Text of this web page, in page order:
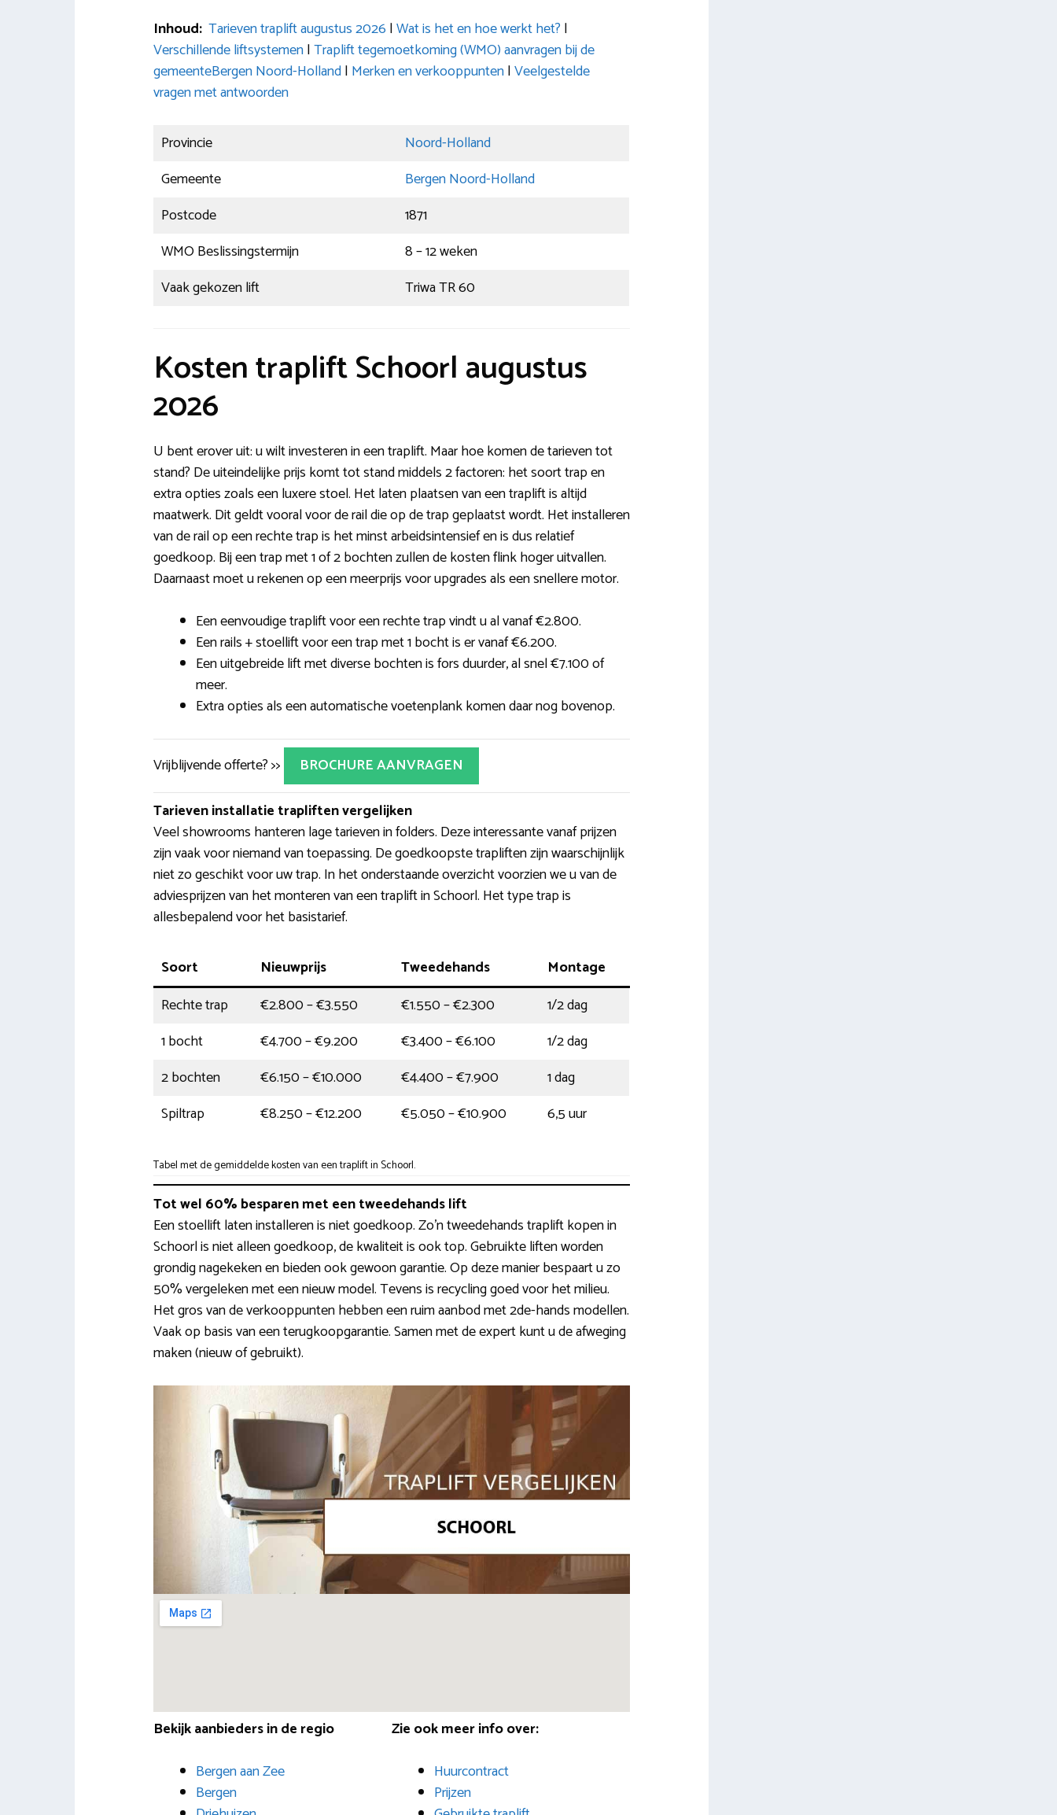
Inhoud: Tarieven traplift augustus 2026 |Wat is het en hoe werkt het? |
Verschillende liftsystemen|Traplift tegemoetkoming (WMO) aanvragen bij de
gemeenteBergen Noord-Holland| Merken en verkooppunten|Veelgestelde
vragen met antwoorden
Provincie
Noord-Holland
Gemeente
Bergen Noord-Holland
Postcode
1871
WMO Beslissingstermijn
8 – 12 weken
Vaak gekozen lift
Triwa TR 60
Kosten traplift Schoorl augustus
2026
U bent erover uit: u wilt investeren in een traplift. Maar hoe komen de tarieven tot
stand? De uiteindelijke prijs komt tot stand middels 2 factoren: het soort trap en
extra opties zoals een luxere stoel. Het laten plaatsen van een traplift is altijd
maatwerk. Dit geldt vooral voor de rail die op de trap geplaatst wordt. Het installeren
van de rail op een rechte trap is het minst arbeidsintensief en is dus relatief
goedkoop. Bij een trap met 1 of 2 bochten zullen de kosten flink hoger uitvallen.
Daarnaast moet u rekenen op een meerprijs voor upgrades als een snellere motor.
Een eenvoudige traplift voor een rechte trap vindt u al vanaf €2.800.
Een rails + stoellift voor een trap met 1 bocht is er vanaf €6.200.
Een uitgebreide lift met diverse bochten is fors duurder, al snel €7.100 of
meer.
Extra opties als een automatische voetenplank komen daar nog bovenop.
Vrijblijvende offerte? >>
BROCHURE AANVRAGEN
Tarieven installatie trapliften vergelijken
Veel showrooms hanteren lage tarieven in folders. Deze interessante vanaf prijzen
zijn vaak voor niemand van toepassing. De goedkoopste trapliften zijn waarschijnlijk
niet zo geschikt voor uw trap. In het onderstaande overzicht voorzien we u van de
adviesprijzen van het monteren van een traplift in Schoorl. Het type trap is
allesbepalend voor het basistarief.
Soort Nieuwprijs Tweedehands
Montage
Rechte trap
€2.800 – €3.550 €1.550 – €2.300
1/2 dag
1 bocht
€4.700 – €9.200 €3.400 – €6.100
1/2 dag
2 bochten
€6.150 – €10.000 €4.400 – €7.900
1 dag
Spiltrap
€8.250 – €12.200 €5.050 – €10.900 6,5 uur
Tabel met de gemiddelde kosten van een traplift in Schoorl.
Tot wel 60% besparen met een tweedehands lift
Een stoellift laten installeren is niet goedkoop. Zo’n tweedehands traplift kopen in
Schoorl is niet alleen goedkoop, de kwaliteit is ook top. Gebruikte liften worden
grondig nagekeken en bieden ook gewoon garantie. Op deze manier bespaart u zo
50% vergeleken met een nieuw model. Tevens is recycling goed voor het milieu.
Het gros van de verkooppunten hebben een ruim aanbod met 2de-hands modellen.
Vaak op basis van een terugkoopgarantie. Samen met de expert kunt u de afweging
maken (nieuw of gebruikt).
Bekijk aanbieders in de regio
Bergen aan Zee
Bergen
Zie ook meer info over:
Huurcontract
Prijzen